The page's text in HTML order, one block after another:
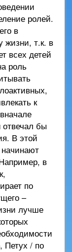
ролей.
в
жизни, т.к. в
всех детей
роль
к
отвечал бы
В этой
в
по
–
лучше
Петух / по